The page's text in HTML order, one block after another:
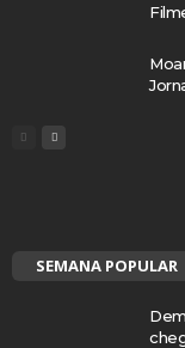
SEMANA POPULAR